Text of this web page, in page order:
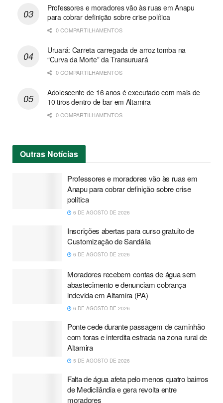
Professores e moradores vão às ruas em Anapu
para cobrar definição sobre crise política
0 COMPARTILHAMENTOS
Uruará: Carreta carregada de arroz tomba na
“Curva da Morte” da Transuruará
0 COMPARTILHAMENTOS
Adolescente de 16 anos é executado com mais de
10 tiros dentro de bar em Altamira
0 COMPARTILHAMENTOS
Outras Notícias
Professores e moradores vão às ruas em
Anapu para cobrar definição sobre crise
política
6 DE AGOSTO DE 2026
Inscrições abertas para curso gratuito de
Customização de Sandália
6 DE AGOSTO DE 2026
Moradores recebem contas de água sem
abastecimento e denunciam cobrança
indevida em Altamira (PA)
6 DE AGOSTO DE 2026
Ponte cede durante passagem de caminhão
com toras e interdita estrada na zona rural de
Altamira
5 DE AGOSTO DE 2026
Falta de água afeta pelo menos quatro bairros
de Medicilândia e gera revolta entre
moradores